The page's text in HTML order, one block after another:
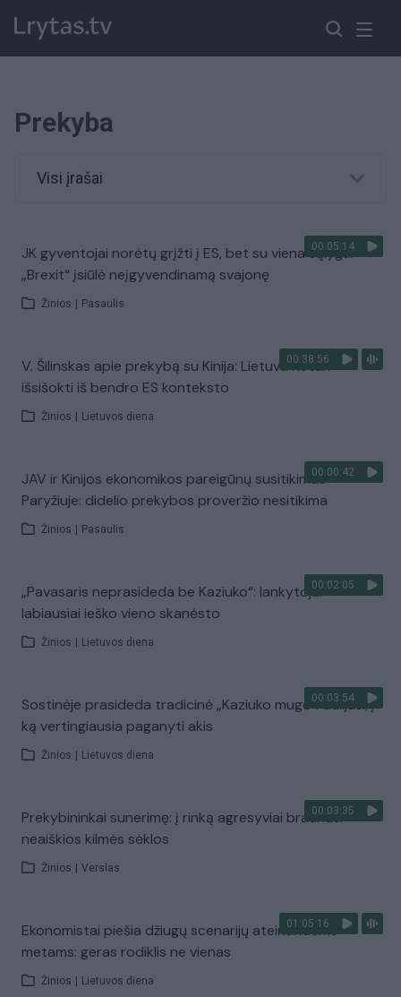
Prekyba
Visi įrašai
00:05:14
JK gyventojai norėtų grįžti į ES, bet su viena sąlyga:
„Brexit“ įsiūlė neįgyvendinamą svajonę
Žinios Pasaulis
00:38:56
V. Šilinskas apie prekybą su Kinija: Lietuva neturi
išsišokti iš bendro ES konteksto
Žinios Lietuvos diena
00:00:42
JAV ir Kinijos ekonomikos pareigūnų susitikimas
Paryžiuje: didelio prekybos proveržio nesitikima
Žinios Pasaulis
00:02:05
„Pavasaris neprasideda be Kaziuko“: lankytojai
labiausiai ieško vieno skanėsto
Žinios Lietuvos diena
00:03:54
Sostinėje prasideda tradicinė „Kaziuko mugė“: dalijasi, į
ką vertingiausia paganyti akis
Žinios Lietuvos diena
00:03:35
Prekybininkai sunerimę: į rinką agresyviai braunasi
neaiškios kilmės sėklos
Žinios Verslas
01:05:16
Ekonomistai piešia džiugų scenarijų ateinantiems
metams: geras rodiklis ne vienas
Žinios Lietuvos diena